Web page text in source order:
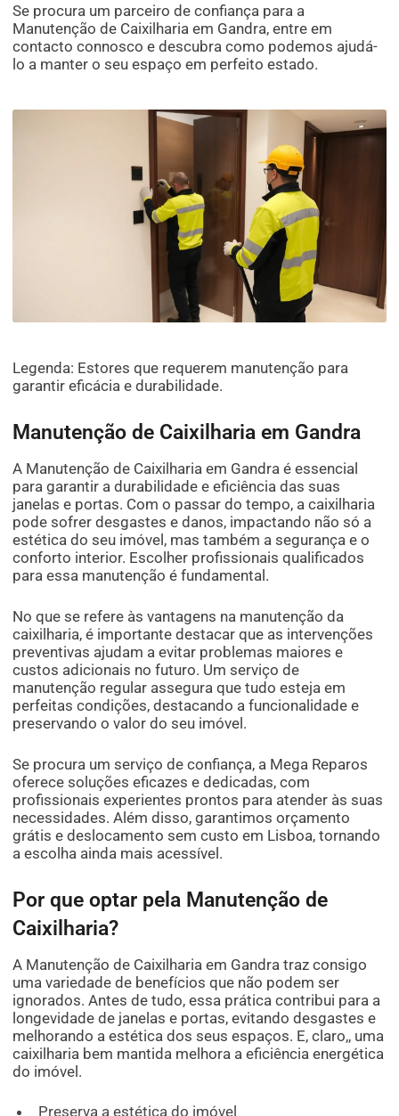
Se procura um parceiro de confiança para a
Manutenção de Caixilharia em Gandra, entre em
contacto connosco e descubra como podemos ajudá-
lo a manter o seu espaço em perfeito estado.
Legenda: Estores que requerem manutenção para
garantir eficácia e durabilidade.
Manutenção de Caixilharia em Gandra
A Manutenção de Caixilharia em Gandra é essencial
para garantir a durabilidade e eficiência das suas
janelas e portas. Com o passar do tempo, a caixilharia
pode sofrer desgastes e danos, impactando não só a
estética do seu imóvel, mas também a segurança e o
conforto interior. Escolher profissionais qualificados
para essa manutenção é fundamental.
No que se refere às vantagens na manutenção da
caixilharia, é importante destacar que as intervenções
preventivas ajudam a evitar problemas maiores e
custos adicionais no futuro. Um serviço de
manutenção regular assegura que tudo esteja em
perfeitas condições, destacando a funcionalidade e
preservando o valor do seu imóvel.
Se procura um serviço de confiança, a Mega Reparos
oferece soluções eficazes e dedicadas, com
profissionais experientes prontos para atender às suas
necessidades. Além disso, garantimos orçamento
grátis e deslocamento sem custo em Lisboa, tornando
a escolha ainda mais acessível.
Por que optar pela Manutenção de
Caixilharia?
A Manutenção de Caixilharia em Gandra traz consigo
uma variedade de benefícios que não podem ser
ignorados. Antes de tudo, essa prática contribui para a
longevidade de janelas e portas, evitando desgastes e
melhorando a estética dos seus espaços. E, claro,, uma
caixilharia bem mantida melhora a eficiência energética
do imóvel.
Preserva a estética do imóvel